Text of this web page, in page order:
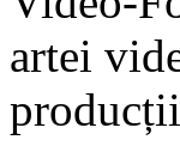
artei